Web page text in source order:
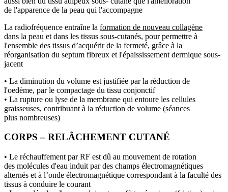
de l'apparence de la peau qui l'accompagne
La radiofréquence entraîne la formation de nouveau collagène
dans la peau et dans les tissus sous-cutanés, pour permettre à
l'ensemble des tissus d’acquérir de la fermeté, grâce à la
réorganisation du septum fibreux et l'épaississement dermique sous-
jacent
• La diminution du volume est justifiée par la réduction de
l'oedème, par le compactage du tissu conjonctif
• La rupture ou lyse de la membrane qui entoure les cellules
graisseuses, contribuant à la réduction de volume (séances
plus nombreuses)
CORPS – RELÂCHEMENT CUTANÉ
• Le réchauffement par RF est dû au mouvement de rotation
des molécules d'eau induit par des champs électromagnétiques
alternés et à l’onde électromagnétique correspondant à la faculté des
tissus à conduire le courant